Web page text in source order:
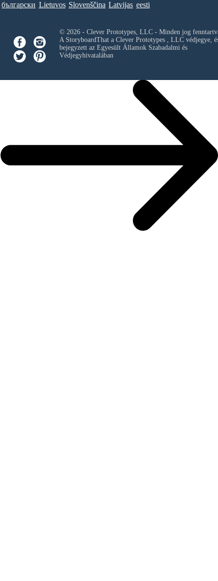
български Lietuvos Slovenščina Latvijas eesti
© 2026 - Clever Prototypes, LLC - Minden jog
A StoryboardThat a Clever Prototypes , LLCvédjegye,
bejegyzett az Egyesült Államok Szabadalmi és
Védjegyhivatalában